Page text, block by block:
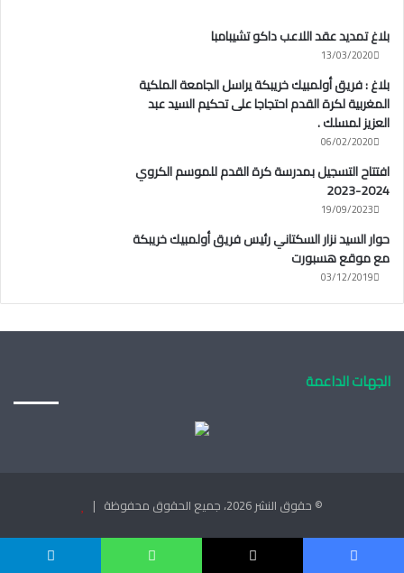
بلاغ تمديد عقد اللاعب داكو تشيبامبا
13/03/2020
بلاغ : فريق أولمبيك خريبكة يراسل الجامعة الملكية
المغربية لكرة القدم احتجاجا على تحكيم السيد عبد
العزيز لمسلك .
06/02/2020
افتتاح التسجيل بمدرسة كرة القدم للموسم الكروي
2024-2023
19/09/2023
حوار السيد نزار السكتاني رئيس فريق أولمبيك خريبكة
مع موقع هسبورت
03/12/2019
الجهات الداعمة
© حقوق النشر 2026، جميع الحقوق محفوظة |